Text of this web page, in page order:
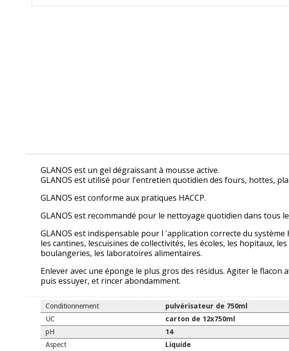
GLANOS est un gel dégraissant à mousse active.
GLANOS est utilisé pour l'entretien quotidien des fours, hottes,
GLANOS est conforme aux pratiques HACCP.
GLANOS est recommandé pour le nettoyage quotidien dans tous
GLANOS est indispensable pour l 'application correcte du
les cantines, lescuisines de collectivités, les écoles, les hopitaux,
boulangeries, les laboratoires alimentaires.
Enlever avec une éponge le plus gros des résidus. Agiter le
puis essuyer, et rincer abondamment.
Conditionnement
pulvérisateur de 750ml
UC
carton de 12x750ml
pH
14
Aspect
Liquide